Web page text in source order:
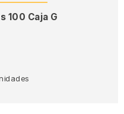
100 Caja G